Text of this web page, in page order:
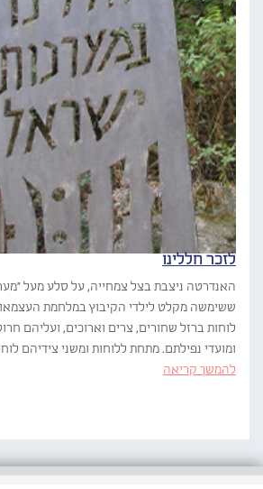
לזכר חללינו
האנדרטה ניצבת בצל צמחייה, על סלע מעל
ששימשה מקלט לילדי הקיבוץ במלחמת
לוחות ברזל שחורים, צרים וארוכים, ועליהם
ומועדי נפילתם. מתחת ללוחות ומשני צידיהם
להמשך קריאה